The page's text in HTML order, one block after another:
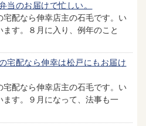
当のお届けで忙しい。
配なら伸幸店主の石毛です。い
す。８月に入り、例年のこと
宅配なら伸幸は松戸にもお届け
配なら伸幸店主の石毛です。い
す。９月になって、法事も一